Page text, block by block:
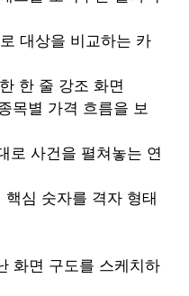
대상을 비교하는 카
한 줄 강조 화면
목별 가격 흐름을 보
로 사건을 펼쳐놓는 연
핵심 숫자를 격자 형태